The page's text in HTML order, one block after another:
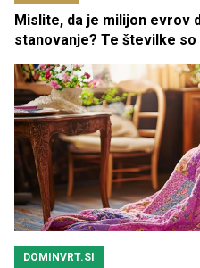
Mislite, da je milijon evrov
stanovanje? Te številke
DOMINVRT.SI